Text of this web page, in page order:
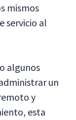
mismos
servicio al
algunos
un
y
esta